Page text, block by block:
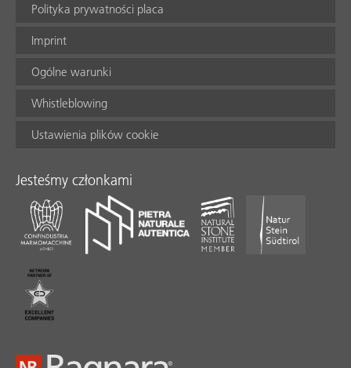
Polityka prywatności placa
Imprint
Ogólne warunki
Whistleblowing
Ustawienia plików cookie
Jesteśmy członkami